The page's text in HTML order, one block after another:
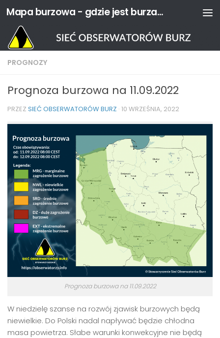
Przejdź do treści Mapa burzowa - gdzie jest burza? | Sieć Obserwatorów Burz
PROGNOZY
Prognoza burzowa na 11.09.2022
PRZEZ SIEĆ OBSERWATORÓW BURZ · 10 WRZEŚNIA, 2022
Prognoza burzowa na 11.09.2022
W niedzielę szanse na rozwój zjawisk burzowych będą
niewielkie. Do Polski nadal napływać będzie chłodna
masa powietrza. Słabe warunki konwekcyjne nie będą